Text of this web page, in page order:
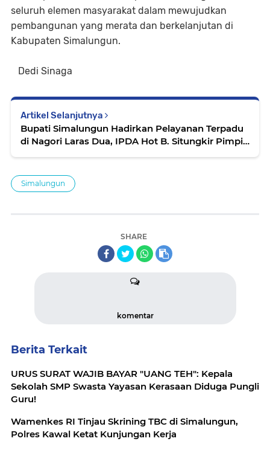
seluruh elemen masyarakat dalam mewujudkan
pembangunan yang merata dan berkelanjutan di
Kabupaten Simalungun.
Dedi Sinaga
Artikel Selanjutnya
Bupati Simalungun Hadirkan Pelayanan Terpadu
di Nagori Laras Dua, IPDA Hot B. Situngkir Pimpin
Simalungun
SHARE
komentar
Berita Terkait
URUS SURAT WAJIB BAYAR "UANG TEH": Kepala
Sekolah SMP Swasta Yayasan Kerasaan Diduga Pungli
Guru!
Wamenkes RI Tinjau Skrining TBC di Simalungun,
Polres Kawal Ketat Kunjungan Kerja